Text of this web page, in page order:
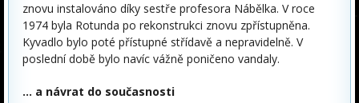
znovu instalováno díky sestře profesora Nábělka. V roce
1974 byla Rotunda po rekonstrukci znovu zpřístupněna.
Kyvadlo bylo poté přístupné střídavě a nepravidelně. V
poslední době bylo navíc vážně poničeno vandaly.
… a návrat do současnosti